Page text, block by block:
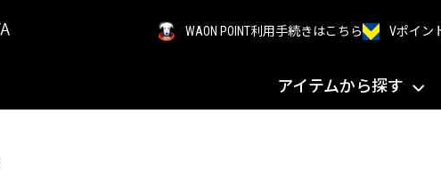
WAON POINT利用手続きはこちら Vポイン
アイテムから探す